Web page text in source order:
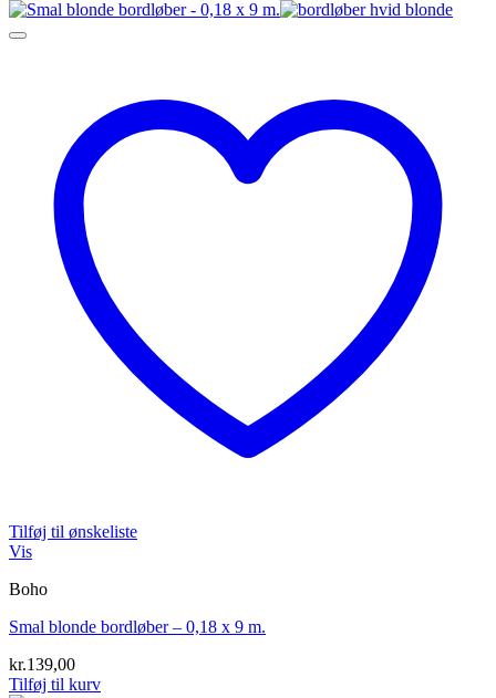
Tilføj til ønskeliste
Vis
Boho
Smal blonde bordløber – 0,18 x 9 m.
kr.139,00
Tilføj til kurv